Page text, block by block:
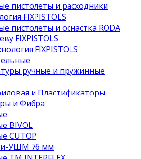
пистолеты и расходники
FIXPISTOLS
пистолеты и оснастка RODA
FIXPISTOLS
FIXPISTOLS
ручные и пружинные
и Пластификаторы
и Фибра
BIVOL
CUTOP
УШМ 76 мм